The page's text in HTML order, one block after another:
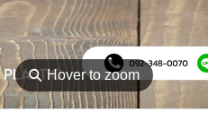
⚲Hover to zoom